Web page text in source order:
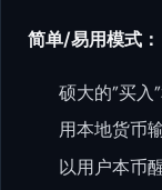
简单/易用模式：
硕大的”买入
用本地货币
以用户本币